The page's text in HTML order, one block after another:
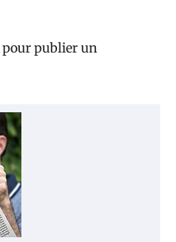
pour publier un